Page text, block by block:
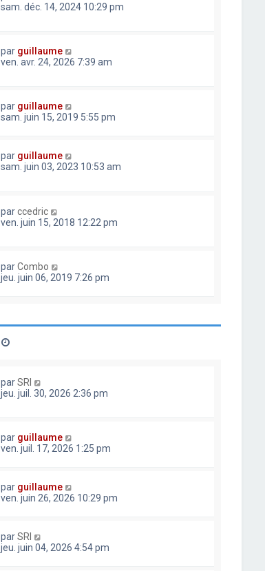
sam. déc. 14, 2024 10:29 pm
par guillaume
ven. avr. 24, 2026 7:39 am
par guillaume
sam. juin 15, 2019 5:55 pm
par guillaume
sam. juin 03, 2023 10:53 am
parccedric
ven. juin 15, 2018 12:22 pm
parCombo
jeu. juin 06, 2019 7:26 pm
parSRI
jeu. juil. 30, 2026 2:36 pm
par guillaume
ven. juil. 17, 2026 1:25 pm
par guillaume
ven. juin 26, 2026 10:29 pm
parSRI
jeu. juin 04, 2026 4:54 pm